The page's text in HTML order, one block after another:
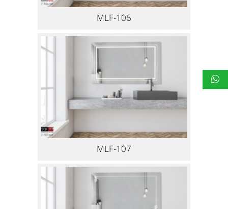
MLF-106
MLF-107